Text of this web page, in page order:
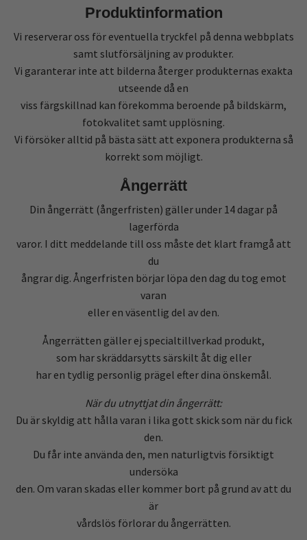
Produktinformation
Vi reserverar oss för eventuella tryckfel på denna webbplats
samt slutförsäljning av produkter.
Vi garanterar inte att bilderna återger produkternas exakta
utseende då en
viss färgskillnad kan förekomma beroende på bildskärm,
fotokvalitet samt upplösning.
Vi försöker alltid på bästa sätt att exponera produkterna så
korrekt som möjligt.
Ångerrätt
Din ångerrätt (ångerfristen) gäller under 14 dagar på
lagerförda
varor. I ditt meddelande till oss måste det klart framgå att
du
ångrar dig. Ångerfristen börjar löpa den dag du tog emot
varan
eller en väsentlig del av den.
Ångerrätten gäller ej specialtillverkad produkt,
som har skräddarsytts särskilt åt dig eller
har en tydlig personlig prägel efter dina önskemål.
När du utnyttjat din ångerrätt:
Du är skyldig att hålla varan i lika gott skick som när du fick
den.
Du får inte använda den, men naturligtvis försiktigt
undersöka
den. Om varan skadas eller kommer bort på grund av att du
är
vårdslös förlorar du ångerrätten.